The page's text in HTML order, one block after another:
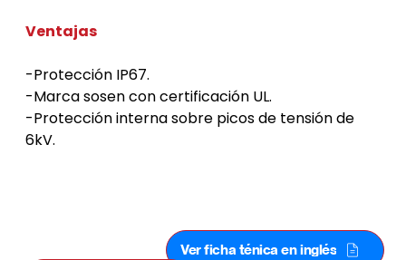
Ventajas
-Protección IP67.
-Marca sosen con certificación UL.
-Protección interna sobre picos de tensión de
6kV.
Ver ficha ténica en inglés